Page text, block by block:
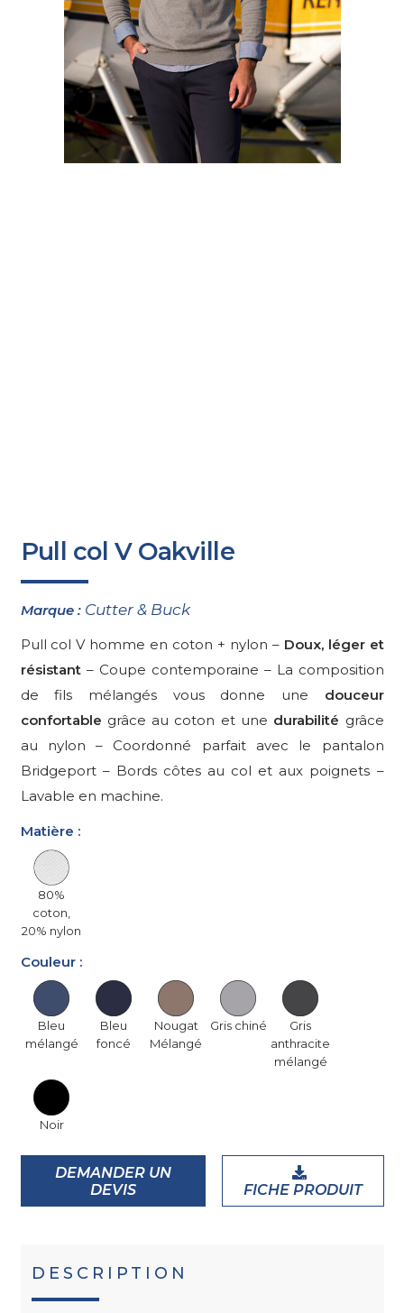
Pull col V Oakville
Marque : Cutter & Buck
Pull col V homme en coton + nylon – Doux, léger et
résistant– Coupe contemporaine – La composition
de fils mélangés vous donne une douceur
confortable grâce au coton et une durabilité grâce
au nylon – Coordonné parfait avec le pantalon
Bridgeport – Bords côtes au col et aux poignets –
Lavable en machine.
Matière :
80%
coton,
20% nylon
Couleur :
Bleu
mélangé
Bleu
foncé
Nougat
Mélangé
Gris chiné
Gris
anthracite
mélangé
Noir
DEMANDER UN
DEVIS
FICHE PRODUIT
DESCRIPTION